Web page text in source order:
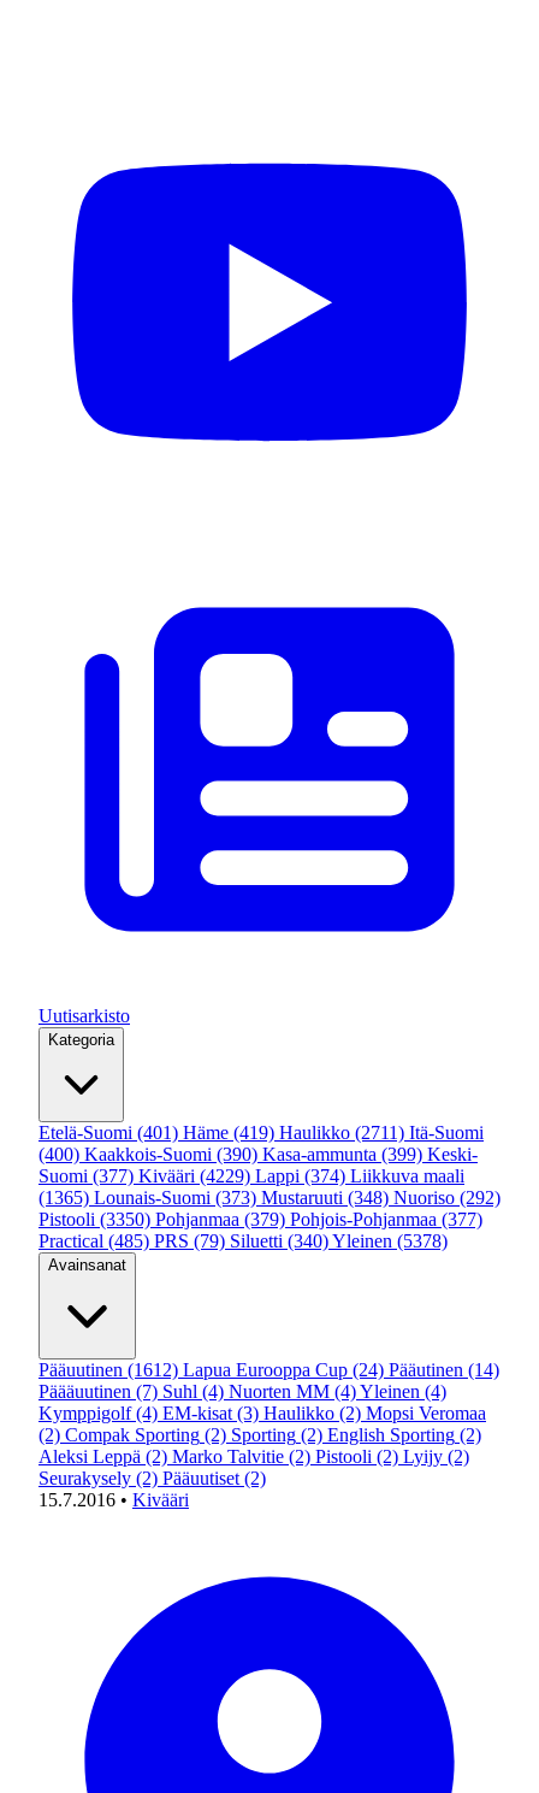
Uutisarkisto
Kategoria
Etelä-Suomi (401) Häme (419) Haulikko (2711) Itä-Suomi
(400) Kaakkois-Suomi (390) Kasa-ammunta (399) Keski-
Suomi (377) Kivääri (4229) Lappi (374) Liikkuva maali
(1365) Lounais-Suomi (373) Mustaruuti (348) Nuoriso (292)
Pistooli (3350) Pohjanmaa (379) Pohjois-Pohjanmaa (377)
Practical (485) PRS (79) Siluetti (340)Yleinen (5378)
Avainsanat
Pääuutinen (1612) Lapua Eurooppa Cup (24) Pääutinen (14)
Päääuutinen (7) Suhl (4) Nuorten MM (4)Yleinen (4)
Kymppigolf (4) EM-kisat (3) Haulikko (2) Mopsi Veromaa
(2) Compak Sporting (2) Sporting (2) English Sporting (2)
Aleksi Leppä (2) Marko Talvitie (2) Pistooli (2) Lyijy (2)
Seurakysely (2) Pääuutiset (2)
15.7.2016 • Kivääri